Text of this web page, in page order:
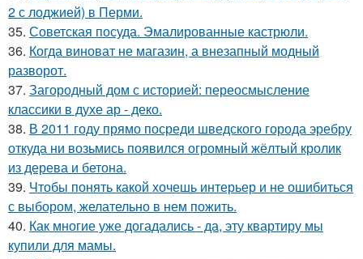
2 с лоджией) в Перми.
35. Советская посуда. Эмалированные кастрюли.
36. Когда виноват не магазин, а внезапный модный
разворот.
37. Загородный дом с историей: переосмысление
классики в духе ар - деко.
38. В 2011 году прямо посреди шведского города эребру
откуда ни возьмись появился огромный жёлтый кролик
из дерева и бетона.
39. Чтобы понять какой хочешь интерьер и не ошибиться
с выбором, желательно в нем пожить.
40. Как многие уже догадались - да, эту квартиру мы
купили для мамы.